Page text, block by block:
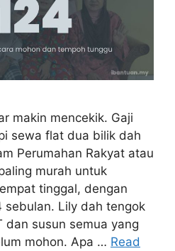
makin mencekik. Gaji
sewa flat dua bilik dah
Perumahan Rakyat atau
murah untuk
tinggal, dengan
sebulan. Lily dah tengok
dan susun semua yang
mohon. Apa … Read